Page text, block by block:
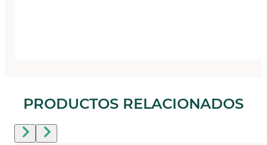
PRODUCTOS RELACIONADOS